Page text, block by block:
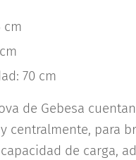
cm
70 cm
de Gebesa
centralmente, para
de carga,